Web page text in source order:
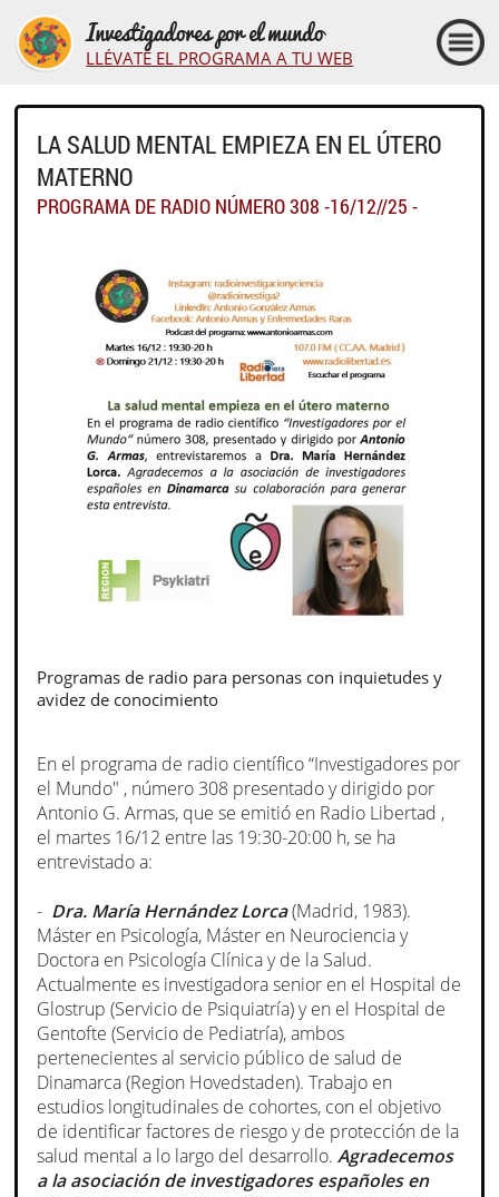
Investigadores por el mundo
LLÉVATE EL PROGRAMA A TU WEB
LA SALUD MENTAL EMPIEZA EN EL ÚTERO
MATERNO
PROGRAMA DE RADIO NÚMERO 308 -16/12//25 -
Programas de radio para personas con inquietudes y
avidez de conocimiento
En el programa de radio científico “Investigadores por
el Mundo" , número 308 presentado y dirigido por
Antonio G. Armas, que se emitió en Radio Libertad ,
el martes 16/12 entre las 19:30-20:00 h, se ha
entrevistado a:
- Dra. María Hernández Lorca(Madrid, 1983).
Máster en Psicología, Máster en Neurociencia y
Doctora en Psicología Clínica y de la Salud.
Actualmente es investigadora senior en el Hospital de
Glostrup (Servicio de Psiquiatría) y en el Hospital de
Gentofte (Servicio de Pediatría), ambos
pertenecientes al servicio público de salud de
Dinamarca (Region Hovedstaden). Trabajo en
estudios longitudinales de cohortes, con el objetivo
de identificar factores de riesgo y de protección de la
salud mental a lo largo del desarrollo.Agradecemos
a la asociación de investigadores españoles en